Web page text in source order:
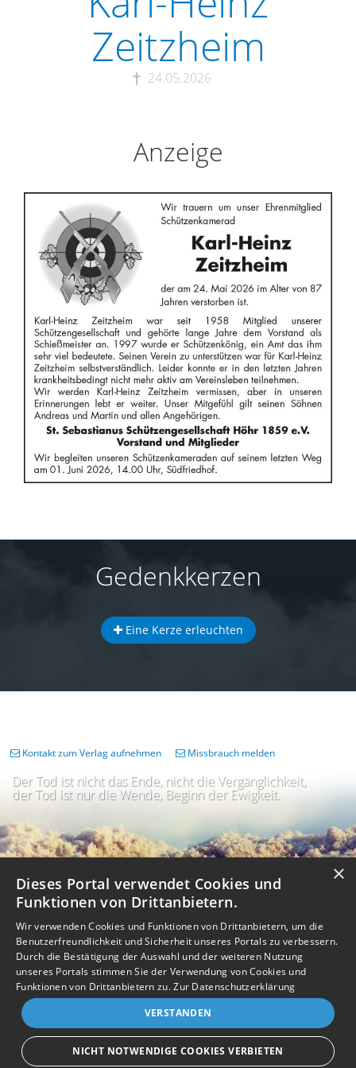
Zeitzheim
24.05.2026
Anzeige
Gedenkkerzen
Eine Kerze erleuchten
Der Tod ist nicht das Ende, nicht die Vergänglichkeit,
der Tod ist nur die Wende, Beginn der Ewigkeit.
Kontakt zum Verlag aufnehmen Missbrauch melden
Impressum Nutzungsbedingungen Datenschutz
AGB
Barrierefreiheit
Barriere melden
I
m
A
c
e
Accessibility-Modus aktivieren
I
K
n
Kontrastmodus aktivieren
eigenes Gedenkportal erstellen
×
Dieses Portal verwendet Cookies und
Funktionen von Drittanbietern.
Wir verwenden Cookies und Funktionen von Drittanbietern, um die
Benutzerfreundlichkeit und Sicherheit unseres Portals zu verbessern.
Durch die Bestätigung der Auswahl und der weiteren Nutzung
unseres Portals stimmen Sie der Verwendung von Cookies und
Funktionen von Drittanbietern zu.Zur Datenschutzerklärung
VERSTANDEN
NICHT NOTWENDIGE COOKIES VERBIETEN